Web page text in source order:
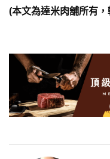
(本文為達米肉舖所有